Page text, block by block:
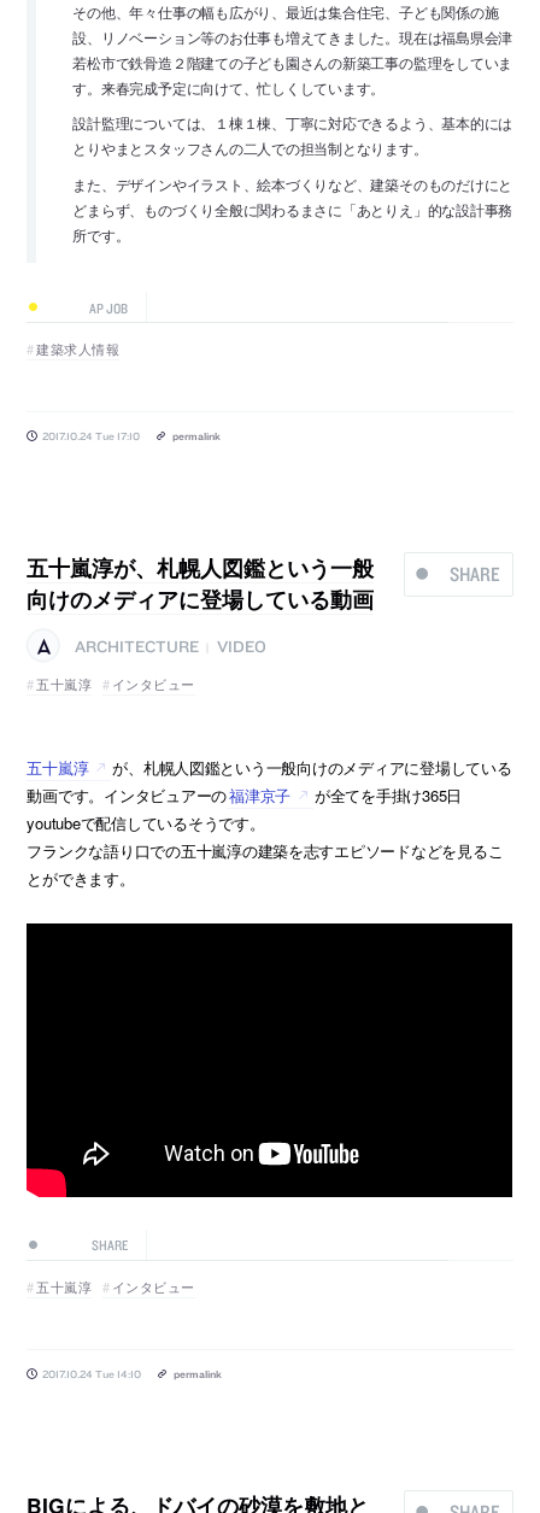
その他、年々仕事の幅も広がり、最近は集合住宅、子ども関係の施
設、リノベーション等のお仕事も増えてきました。現在は福島県会津
若松市で鉄骨造２階建ての子ども園さんの新築工事の監理をしていま
す。来春完成予定に向けて、忙しくしています。
設計監理については、１棟１棟、丁寧に対応できるよう、基本的には
とりやまとスタッフさんの二人での担当制となります。
また、デザインやイラスト、絵本づくりなど、建築そのものだけにと
どまらず、ものづくり全般に関わるまさに「あとりえ」的な設計事務
所です。
AP JOB
建築求人情報
2017.10.24 Tue 17:10 permalink
SHARE
五十嵐淳が、札幌人図鑑という一般
向けのメディアに登場している動画
ARCHITECTURE
VIDEO
五十嵐淳
インタビュー
五十嵐淳
が、札幌人図鑑という一般向けのメディアに登場している
動画です。インタビュアーの福津京子
が全てを手掛け365日
youtubeで配信しているそうです。
フランクな語り口での五十嵐淳の建築を志すエピソードなどを見るこ
とができます。
SHARE
五十嵐淳 インタビュー
2017.10.24 Tue 14:10 permalink
BIGによる、ドバイの砂漠を敷地と